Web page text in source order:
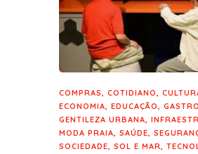
COMPRAS, COTIDIANO,
ECONOMIA, EDUCAÇÃO,
GENTILEZA URBANA,
MODA PRAIA, SAÚDE,
SOCIEDADE, SOL E MAR,